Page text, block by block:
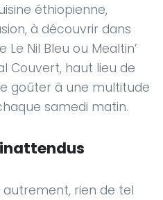
éthiopienne,
à découvrir dans
Nil Bleu ou Mealtin’
Couvert, haut lieu de
goûter à une multitude
samedi matin.
rien de tel